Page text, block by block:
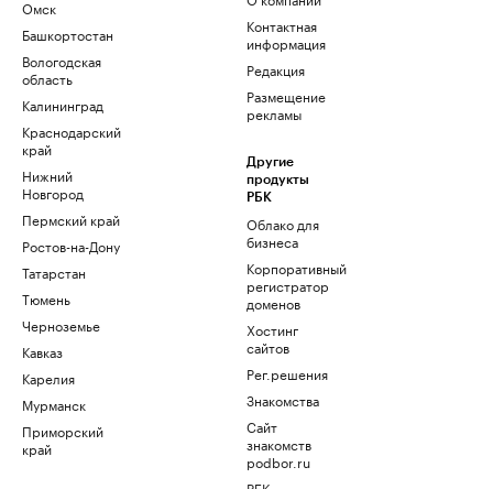
Омск
Башкортостан
Вологодская
область
Калининград
Краснодарский
край
Нижний
Новгород
Пермский край
Ростов-на-Дону
Татарстан
Тюмень
Черноземье
Кавказ
Карелия
Мурманск
Приморский
край
Контактная
информация
Редакция
Размещение
рекламы
Другие
продукты
РБК
Облако для
бизнеса
Корпоративный
регистратор
доменов
Хостинг
сайтов
Рег.решения
Знакомства
Сайт
знакомств
podbor.ru